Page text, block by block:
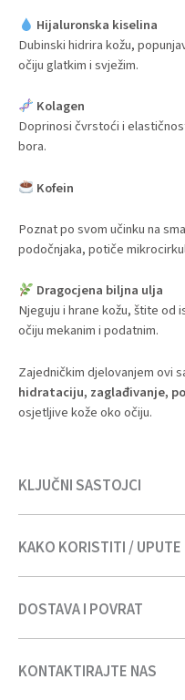
Hijaluronska kiselina
Dubinski hidrira kožu,
očiju glatkim i svježim.
Kolagen
Doprinosi čvrstoći i
bora.
Kofein
Poznat po svom učinku na
podočnjaka, potiče
Dragocjena biljna ulja
Njeguju i hrane kožu, štite od
očiju mekanim i podatnim.
Zajedničkim djelovanjem ovi
hidrataciju, zaglađivanje,
osjetljive kože oko očiju.
KLJUČNI SASTOJCI
Aqua (Water), Vitamin C(
Hyaluronat),Collagen(
KAKO KORISTITI / UPUTE
Na čistu i suhu kožu nanesite
ispod očiju i oko orbitalne
DOSTAVA I POVRAT
Bosna i Hercegovina
KONTAKTIRAJTE NAS